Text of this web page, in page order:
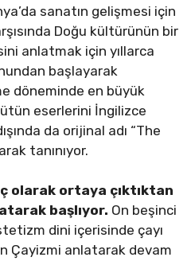
sanatın gelişmesi için
Doğu kültürünün bir
anlatmak için yıllarca
başlayarak
döneminde en büyük
eserlerini İngilizce
da orijinal adı “The
tanınıyor.
olarak ortaya çıktıktan
başlıyor. On beşinci
dini içerisinde çayı
Çayizmi anlatarak devam